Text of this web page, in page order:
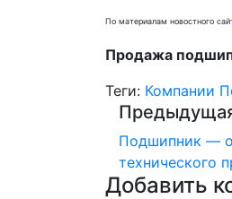
По материалам новостного
Продажа
Теги: Компании
Подшипник —
технического
Добавить